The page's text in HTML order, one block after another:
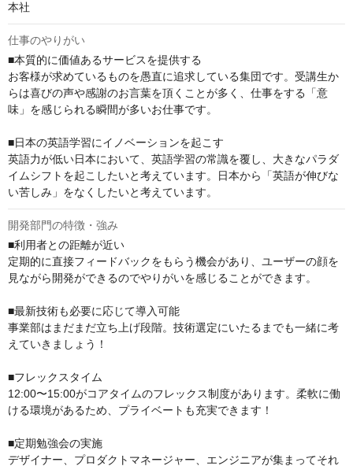
本社
仕事のやりがい
■本質的に価値あるサービスを提供する
お客様が求めているものを愚直に追求している集団です。受講生か
らは喜びの声や感謝のお言葉を頂くことが多く、仕事をする「意
味」を感じられる瞬間が多いお仕事です。
■日本の英語学習にイノベーションを起こす
英語力が低い日本において、英語学習の常識を覆し、大きなパラダ
イムシフトを起こしたいと考えています。日本から「英語が伸びな
い苦しみ」をなくしたいと考えています。
開発部門の特徴・強み
■利用者との距離が近い
定期的に直接フィードバックをもらう機会があり、ユーザーの顔を
見ながら開発ができるのでやりがいを感じることができます。
■最新技術も必要に応じて導入可能
事業部はまだまだ立ち上げ段階。技術選定にいたるまでも一緒に考
えていきましょう！
■フレックスタイム
12:00〜15:00がコアタイムのフレックス制度があります。柔軟に働
ける環境があるため、プライベートも充実できます！
■定期勉強会の実施
デザイナー、プロダクトマネージャー、エンジニアが集まってそれ